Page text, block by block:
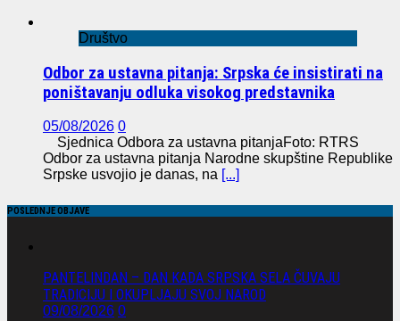
Društvo
Odbor za ustavna pitanja: Srpska će insistirati na
poništavanju odluka visokog predstavnika
05/08/2026 0
Sjednica Odbora za ustavna pitanjaFoto: RTRS
Odbor za ustavna pitanja Narodne skupštine Republike
Srpske usvojio je danas, na [...]
POSLEDNJE OBJAVE
PANTELINDAN – DAN KADA SRPSKA SELA ČUVAJU
TRADICIJU I OKUPLJAJU SVOJ NAROD
09/08/2026 0